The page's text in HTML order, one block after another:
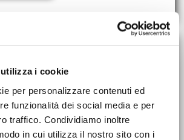
i cookie
per personalizzare contenuti ed
funzionalità dei social media e per
traffico. Condividiamo inoltre
in cui utilizza il nostro sito con i
Plan
di imparare a
interpretare
i numeri del tuo locale
un'azienda ad alta